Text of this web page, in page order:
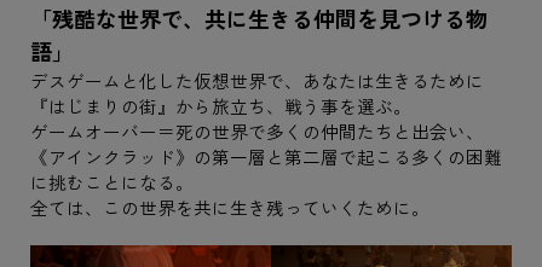
「残酷な世界で、共に生きる仲間を見つける物
語」
デスゲームと化した仮想世界で、あなたは生きるために
『はじまりの街』から旅立ち、戦う事を選ぶ。
ゲームオーバー＝死の世界で多くの仲間たちと出会い、
《アインクラッド》の第一層と第二層で起こる多くの困難
に挑むことになる。
全ては、この世界を共に生き残っていくために。